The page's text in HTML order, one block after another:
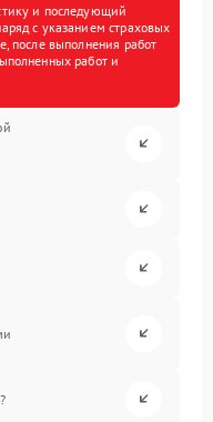
и последующий
с указанием страховых
после выполнения работ
работ и